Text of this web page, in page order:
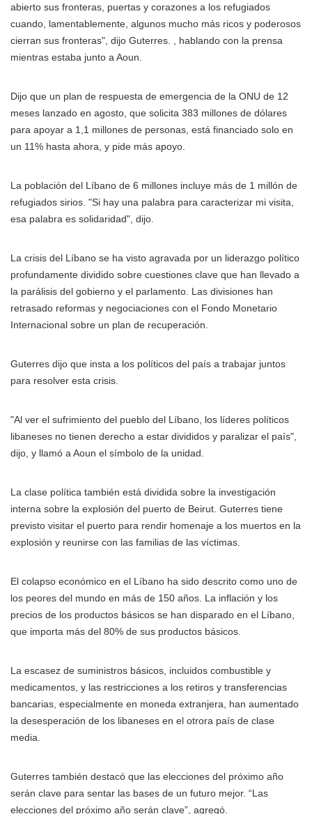
abierto sus fronteras, puertas y corazones a los refugiados
cuando, lamentablemente, algunos mucho más ricos y poderosos
cierran sus fronteras", dijo Guterres. , hablando con la prensa
mientras estaba junto a Aoun.
Dijo que un plan de respuesta de emergencia de la ONU de 12
meses lanzado en agosto, que solicita 383 millones de dólares
para apoyar a 1,1 millones de personas, está financiado solo en
un 11% hasta ahora, y pide más apoyo.
La población del Líbano de 6 millones incluye más de 1 millón de
refugiados sirios. "Si hay una palabra para caracterizar mi visita,
esa palabra es solidaridad", dijo.
La crisis del Líbano se ha visto agravada por un liderazgo político
profundamente dividido sobre cuestiones clave que han llevado a
la parálisis del gobierno y el parlamento. Las divisiones han
retrasado reformas y negociaciones con el Fondo Monetario
Internacional sobre un plan de recuperación.
Guterres dijo que insta a los políticos del país a trabajar juntos
para resolver esta crisis.
"Al ver el sufrimiento del pueblo del Líbano, los líderes políticos
libaneses no tienen derecho a estar divididos y paralizar el país",
dijo, y llamó a Aoun el símbolo de la unidad.
La clase política también está dividida sobre la investigación
interna sobre la explosión del puerto de Beirut. Guterres tiene
previsto visitar el puerto para rendir homenaje a los muertos en la
explosión y reunirse con las familias de las víctimas.
El colapso económico en el Líbano ha sido descrito como uno de
los peores del mundo en más de 150 años. La inflación y los
precios de los productos básicos se han disparado en el Líbano,
que importa más del 80% de sus productos básicos.
La escasez de suministros básicos, incluidos combustible y
medicamentos, y las restricciones a los retiros y transferencias
bancarias, especialmente en moneda extranjera, han aumentado
la desesperación de los libaneses en el otrora país de clase
media.
Guterres también destacó que las elecciones del próximo año
serán clave para sentar las bases de un futuro mejor. “Las
elecciones del próximo año serán clave”, agregó.